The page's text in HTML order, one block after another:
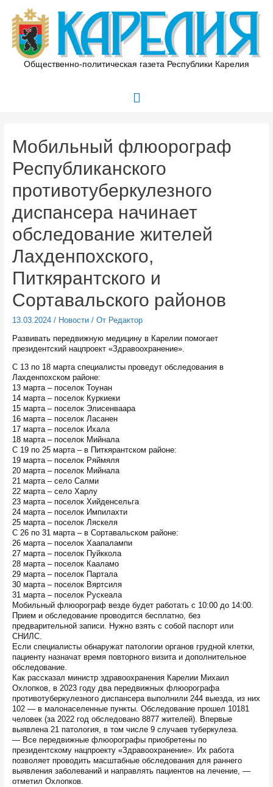
содержимому
Общественно-политическая газета Республики Карелия
Главное
Мобильный флюорограф
Республиканского
противотуберкулезного
диспансера начинает
обследование жителей
Лахденпохского,
Питкярантского и
Сортавальского районов
13.03.2024/ Новости/ От Редактор
Развивать передвижную медицину в Карелии помогает
президентский нацпроект «Здравоохранение».
С 13 по 18 марта специалисты проведут обследования в
Лахденпохском районе:
13 марта – поселок Тоунан
14 марта – поселок Куркиеки
15 марта – поселок Элисенваара
16 марта – поселок Ласанен
17 марта – поселок Ихала
18 марта – поселок Мийнала
С 19 по 25 марта – в Питкярантском районе:
19 марта – поселок Ряймяля
20 марта – поселок Мийнала
21 марта – село Салми
22 марта – село Харлу
23 марта – поселок Хийденсельга
24 марта – поселок Импилахти
25 марта – поселок Ляскеля
С 26 по 31 марта – в Сортавальском районе:
26 марта – поселок Хаапалампи
27 марта – поселок Пуйккола
28 марта – поселок Кааламо
29 марта – поселок Партала
30 марта – поселок Вяртсиля
31 марта – поселок Рускеала
Мобильный флюорограф везде будет работать с 10:00 до 14:00.
Прием и обследование проводится бесплатно, без
предварительной записи. Нужно взять с собой паспорт или
СНИЛС.
Если специалисты обнаружат патологии органов грудной клетки,
пациенту назначат время повторного визита и дополнительное
обследование.
Как рассказал министр здравоохранения Карелии Михаил
Охлопков, в 2023 году два передвижных флюорографа
противотуберкулезного диспансера выполнили 244 выезда, из них
102 — в малонаселенные пункты. Обследование прошел 10181
человек (за 2022 год обследовано 8877 жителей). Впервые
выявлена 21 патология, в том числе 9 случаев туберкулеза.
— Все передвижные флюорографы приобретены по
президентскому нацпроекту «Здравоохранение». Их работа
позволяет проводить масштабные обследования для раннего
выявления заболеваний и направлять пациентов на лечение, —
отметил Охлопков.